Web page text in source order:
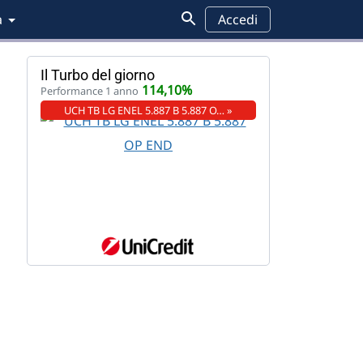
Accedi
Il Turbo del giorno
Performance 1 anno 114,10%
UCH TB LG ENEL 5.887 B 5.887 O… »